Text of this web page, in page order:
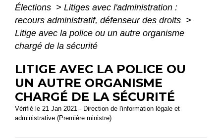
Élections > Litiges avec l'administration :
recours administratif, défenseur des droits >
Litige avec la police ou un autre organisme
chargé de la sécurité
LITIGE AVEC LA POLICE OU
UN AUTRE ORGANISME
CHARGÉ DE LA SÉCURITÉ
Vérifié le 21 Jan 2021 - Direction de l'information légale et
administrative (Première ministre)